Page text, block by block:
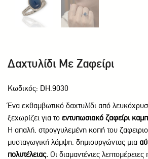
Δαχτυλίδι Με Ζαφείρι
Κωδικός: DH.9030
Ένα εκθαμβωτικό δαχτυλίδι από
ξεχωρίζει για το εντυπωσιακό ζαφείρι
Η απαλή, στρογγυλεμένη κοπή του
μυσταγωγική λάμψη, δημιουργώντας μια
πολυτέλειας. Οι διαμαντένιες